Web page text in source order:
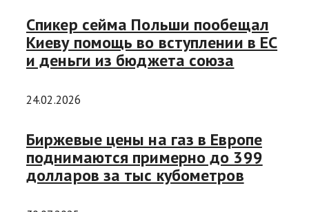
Спикер сейма Польши пообещал
Киеву помощь во вступлении в ЕС
и деньги из бюджета союза
24.02.2026
Биржевые цены на газ в Европе
поднимаются примерно до 399
долларов за тыс кубометров